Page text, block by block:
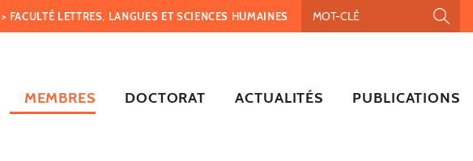
> FACULTÉ LETTRES, LANGUES ET SCIENCES HUMAINES
MEMBRES DOCTORAT ACTUALITÉS PUBLICATIONS